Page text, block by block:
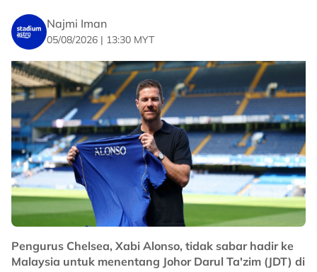
— ESPN UK (@ESPNUK)
Bintang berusia 19 itu menikmati musim yang hebat
bersama kelab Jerman itu dengan menjaringkan 12 gol
Bundesliga untuk membantu Leipzig menamatkan
saingan di tempat ketiga dan layak ke Liga Juara-Juara
Eropah (UCL) musim hadapan.
Dia juga merupakan tonggak utama Ivory Coast dalam
Piala Dunia 2026 baru-baru ini, di mana mereka mara
ke peringkat 32 terakhir.
Menariknya, Diomande dahulu memulakan kerjaya bola
sepaknya di bangku persekolahan sebelum beraksi
dalam divisyen kelima Sepanyol.
Najmi Iman
05/08/2026 | 13:30 MYT
Pengurus Chelsea, Xabi Alonso, tidak sabar hadir ke
Malaysia untuk menentang Johor Darul Ta'zim (JDT) di